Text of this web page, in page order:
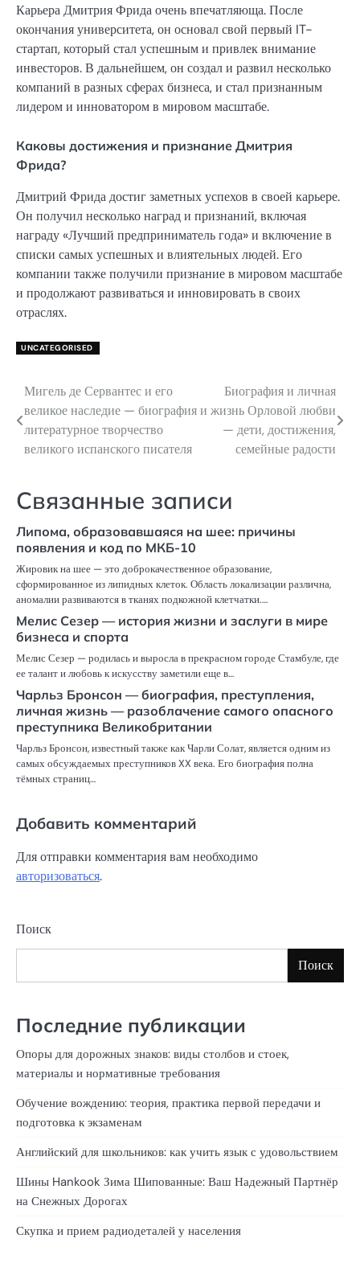
Карьера Дмитрия Фрида очень впечатляюща. После
окончания университета, он основал свой первый IT-
стартап, который стал успешным и привлек внимание
инвесторов. В дальнейшем, он создал и развил несколько
компаний в разных сферах бизнеса, и стал признанным
лидером и инноватором в мировом масштабе.
Каковы достижения и признание Дмитрия
Фрида?
Дмитрий Фрида достиг заметных успехов в своей карьере.
Он получил несколько наград и признаний, включая
награду «Лучший предприниматель года» и включение в
списки самых успешных и влиятельных людей. Его
компании также получили признание в мировом масштабе
и продолжают развиваться и инновировать в своих
отраслях.
UNCATEGORISED
Навигация
по
записям
Мигель де Сервантес и его
великое наследие — биография и
литературное творчество
великого испанского писателя
Биография и личная
жизнь Орловой любви
— дети, достижения,
семейные радости
Связанные записи
Липома, образовавшаяся на шее: причины
появления и код по МКБ-10
Жировик на шее — это доброкачественное образование,
сформированное из липидных клеток. Область локализации различна,
аномалии развиваются в тканях подкожной клетчатки.…
Мелис Сезер — история жизни и заслуги в мире
бизнеса и спорта
Мелис Сезер — родилась и выросла в прекрасном городе Стамбуле, где
ее талант и любовь к искусству заметили еще в…
Чарльз Бронсон — биография, преступления,
личная жизнь — разоблачение самого опасного
преступника Великобритании
Чарльз Бронсон, известный также как Чарли Солат, является одним из
самых обсуждаемых преступников XX века. Его биография полна
тёмных страниц…
Добавить комментарий
Для отправки комментария вам необходимо
авторизоваться.
Поиск
Поиск
Последние публикации
Опоры для дорожных знаков: виды столбов и стоек,
материалы и нормативные требования
Обучение вождению: теория, практика первой передачи и
подготовка к экзаменам
Английский для школьников: как учить язык с удовольствием
Шины Hankook Зима Шипованные: Ваш Надежный Партнёр
на Снежных Дорогах
Скупка и прием радиодеталей у населения